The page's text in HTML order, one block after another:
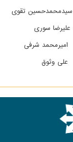
تقوی
سوری
شرفی
وثوق